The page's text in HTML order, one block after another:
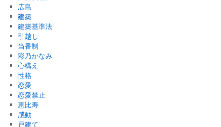
広島
建築
建築基準法
引越し
当番制
彩乃かなみ
心構え
性格
恋愛
恋愛禁止
恵比寿
感動
戸建て